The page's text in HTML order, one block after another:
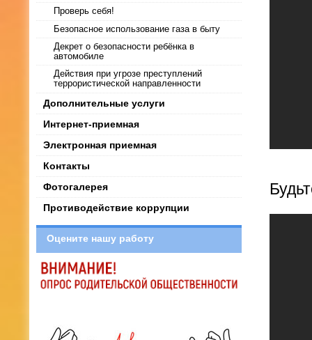
Проверь себя!
Безопасное использование газа в быту
Декрет о безопасности ребёнка в
автомобиле
Действия при угрозе преступлений
террористической направленности
Дополнительные услуги
Интернет-приемная
Электронная приемная
Контакты
Фотогалерея
Противодействие коррупции
Оцените нашу работу